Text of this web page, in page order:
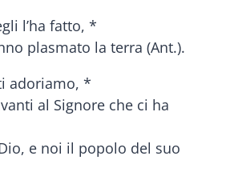
l’ha fatto, *
plasmato la terra (Ant.).
adoriamo, *
al Signore che ci ha
e noi il popolo del suo